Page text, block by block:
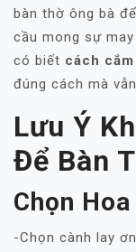
bàn thờ ông bà
cầu mong sự
có biết cách
đúng cách mà
Lưu Ý
Để Bàn
Chọn
-Chọn cành lay